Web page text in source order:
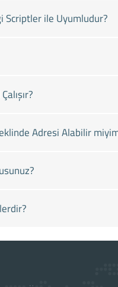
Scriptler ile Uyumludur?
Adresi Alabilir